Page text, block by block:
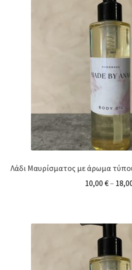
Λάδι Μαυρίσματος με άρωμα
10,00 €–